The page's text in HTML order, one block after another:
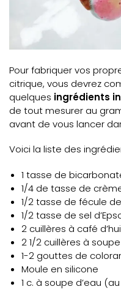
Pour fabriquer vos
citrique, vous devrez
quelques ingrédients
de tout mesurer au
avant de vous lancer
Voici la liste des
1 tasse de
1/4 de tasse de
1/2 tasse de fécule
1/2 tasse de sel
2 cuillères à café
2 1/2 cuillères à
1-2 gouttes de
Moule en silicone
1 c. à soupe d’eau